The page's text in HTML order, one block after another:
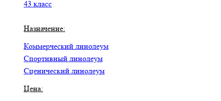
43 класс
Назначение:
Коммерческий линолеум
Спортивный линолеум
Сценический линолеум
Цена: